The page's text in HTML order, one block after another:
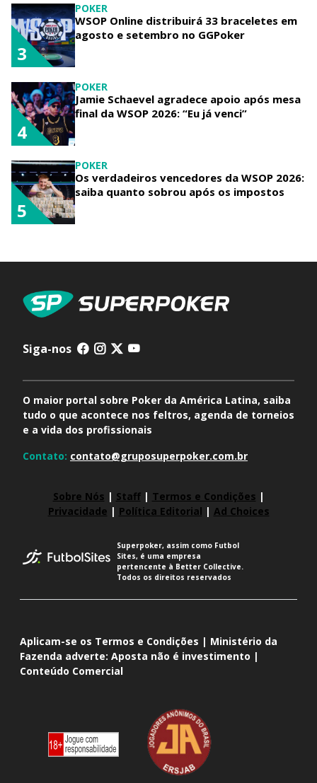
POKER
WSOP Online distribuirá 33 braceletes em
agosto e setembro no GGPoker
3
POKER
Jamie Schaevel agradece apoio após mesa
final da WSOP 2026: “Eu já venci”
4
POKER
Os verdadeiros vencedores da WSOP 2026:
saiba quanto sobrou após os impostos
5
Siga-nos
O maior portal sobre Poker da América Latina, saiba
tudo o que acontece nos feltros, agenda de torneios
e a vida dos profissionais
Contato: contato@gruposuperpoker.com.br
Sobre Nós | Staff| Termos e Condições |
Privacidade | Política Editorial | Ad Choices
Superpoker, assim como Futbol
Sites, é uma empresa
pertencente à Better Collective.
Todos os direitos reservados
Aplicam-se os Termos e Condições | Ministério da
Fazenda adverte: Aposta não é investimento |
Conteúdo Comercial